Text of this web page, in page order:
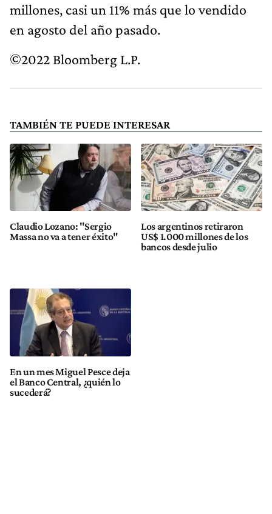
millones, casi un 11% más que lo vendido
en agosto del año pasado.
©2022 Bloomberg L.P.
TAMBIÉN TE PUEDE INTERESAR
Claudio Lozano: "Sergio
Massa no va a tener éxito"
Los argentinos retiraron
US$ 1.000 millones de los
bancos desde julio
En un mes Miguel Pesce deja
el Banco Central, ¿quién lo
sucederá?